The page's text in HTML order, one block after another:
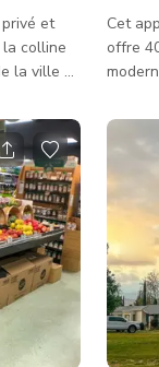
et
colline
la ville et
de
sièges
Ce
à
Cet
offre
privé
de
lumineuse. ***Pour
aux